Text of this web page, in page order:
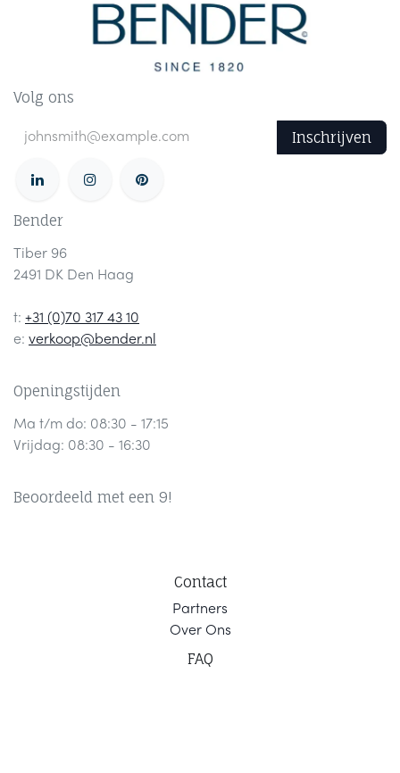
Volg ons
Inschrijven
Bender
Tiber 96
2491 DK Den Haag
t: +31 (0)70 317 43 10
e: verkoop@bender.nl
Openingstijden
Ma t/m do: 08:30 - 17:15
Vrijdag: 08:30 - 16:30
Beoordeeld met een 9!
Contact
Partners
Over Ons
FAQ